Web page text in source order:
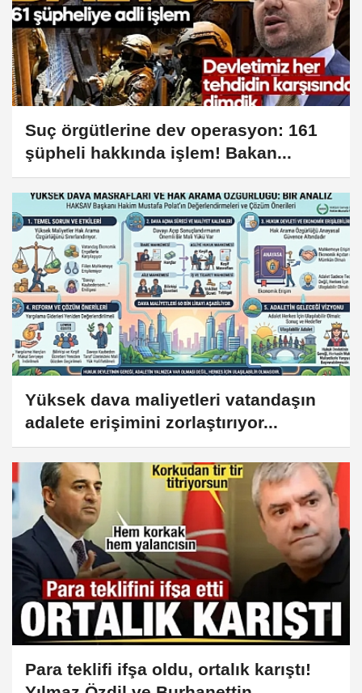
Suç örgütlerine dev operasyon: 161
şüpheli hakkında işlem! Bakan...
Yüksek dava maliyetleri vatandaşın
adalete erişimini zorlaştırıyor...
Para teklifi ifşa oldu, ortalık karıştı!